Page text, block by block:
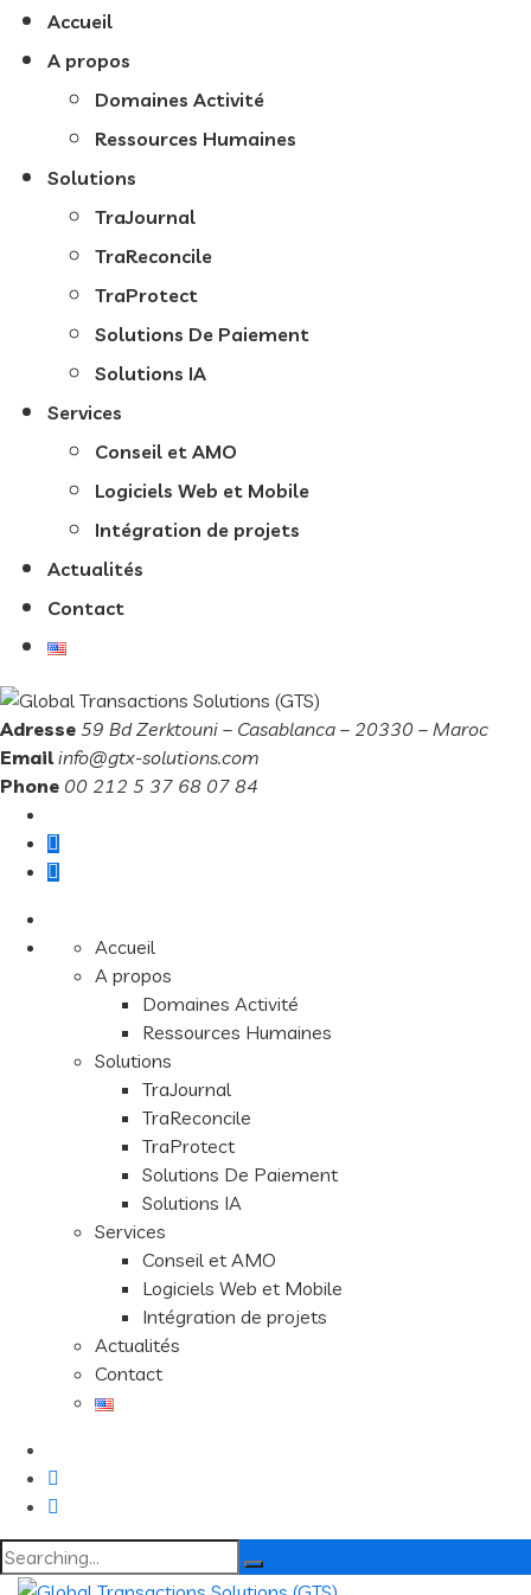
Accueil
A propos
Domaines Activité
Ressources Humaines
Solutions
TraJournal
TraReconcile
TraProtect
Solutions De Paiement
Solutions IA
Services
Conseil et AMO
Logiciels Web et Mobile
Intégration de projets
Actualités
Contact
Adresse 59 Bd Zerktouni – Casablanca – 20330 – Maroc
Email info@gtx-solutions.com
Phone 00 212 5 37 68 07 84
Accueil
A propos
Domaines Activité
Ressources Humaines
Solutions
TraJournal
TraReconcile
TraProtect
Solutions De Paiement
Solutions IA
Services
Conseil et AMO
Logiciels Web et Mobile
Intégration de projets
Actualités
Contact
Search
for: